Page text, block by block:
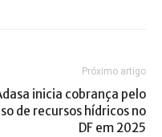
Próximo artigo
inicia cobrança pelo
de recursos hídricos no
DF em 2025